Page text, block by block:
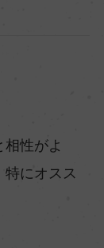
性がよ
特にオスス